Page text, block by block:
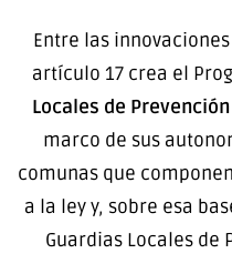
Entre las
artículo 17 crea el
Locales de Prevención
marco de sus
comunas que
a la ley y, sobre esa
Guardias Locales de